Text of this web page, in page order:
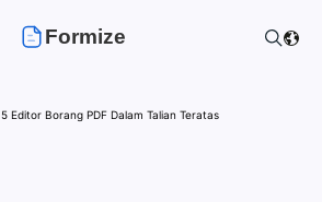
Formize
5 Editor Borang PDF Dalam Talian Teratas